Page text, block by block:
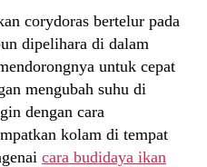
corydoras bertelur pada
dipelihara di dalam
untuk cepat
mengubah suhu di
dengan cara
kolam di tempat
cara budidaya ikan